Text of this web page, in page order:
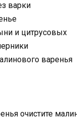
варки
и цитрусовых
очистите